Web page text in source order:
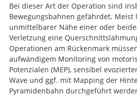
Bei dieser Art der Operation sind
Bewegungsbahnen gefährdet. Meist
unmittelbarer Nähe einer oder
Verletzung eine
Operationen am Rückenmark
aufwändigem Monitoring von
Potenzialen (MEP), sensibel
Wave und ggf. mit Mapping der
Pyramidenbahn durchgeführt